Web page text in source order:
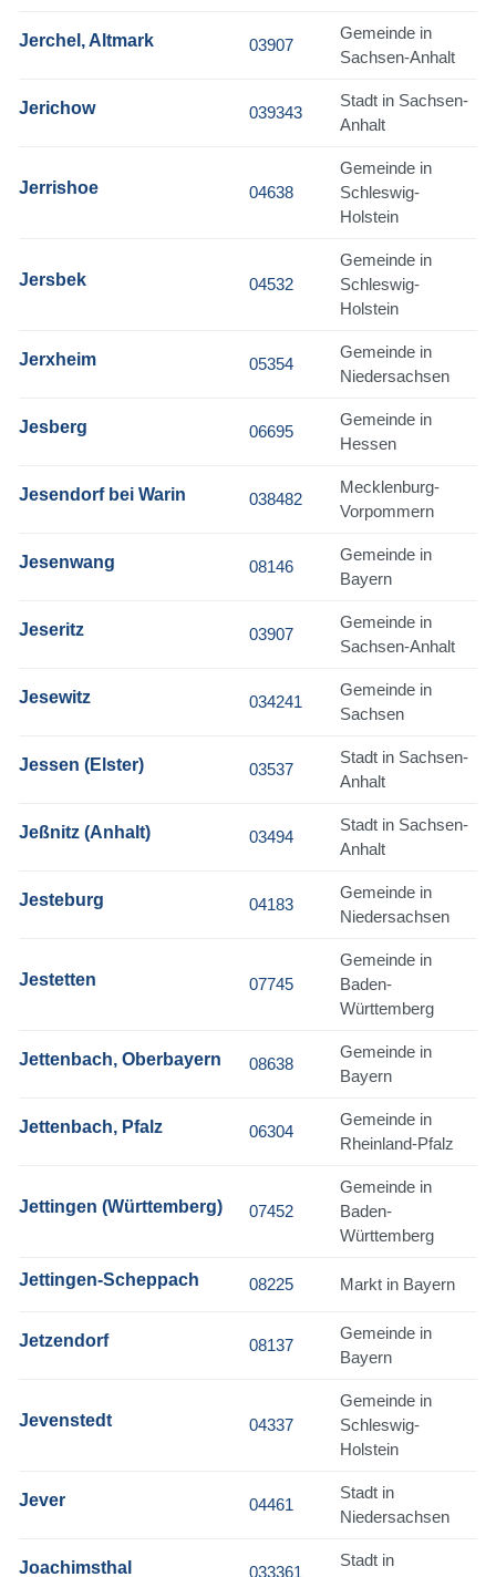
Jerchel, Altmark 03907
Gemeinde in
Sachsen-Anhalt
Jerichow 039343
Stadt in Sachsen-
Anhalt
Jerrishoe 04638
Gemeinde in
Schleswig-
Holstein
Jersbek 04532
Gemeinde in
Schleswig-
Holstein
Jerxheim 05354
Gemeinde in
Niedersachsen
Jesberg 06695
Gemeinde in
Hessen
Jesendorf bei Warin 038482
Mecklenburg-
Vorpommern
Jesenwang 08146
Gemeinde in
Bayern
Jeseritz 03907
Gemeinde in
Sachsen-Anhalt
Jesewitz 034241
Gemeinde in
Sachsen
Jessen (Elster) 03537
Stadt in Sachsen-
Anhalt
Jeßnitz (Anhalt) 03494
Stadt in Sachsen-
Anhalt
Jesteburg 04183
Gemeinde in
Niedersachsen
Jestetten 07745
Gemeinde in
Baden-
Württemberg
Jettenbach, Oberbayern 08638
Gemeinde in
Bayern
Jettenbach, Pfalz 06304
Gemeinde in
Rheinland-Pfalz
Jettingen (Württemberg) 07452
Gemeinde in
Baden-
Württemberg
Jettingen-Scheppach 08225 Markt in Bayern
Jetzendorf 08137
Gemeinde in
Bayern
Jevenstedt 04337
Gemeinde in
Schleswig-
Holstein
Jever 04461
Stadt in
Niedersachsen
Joachimsthal 033361
Stadt in